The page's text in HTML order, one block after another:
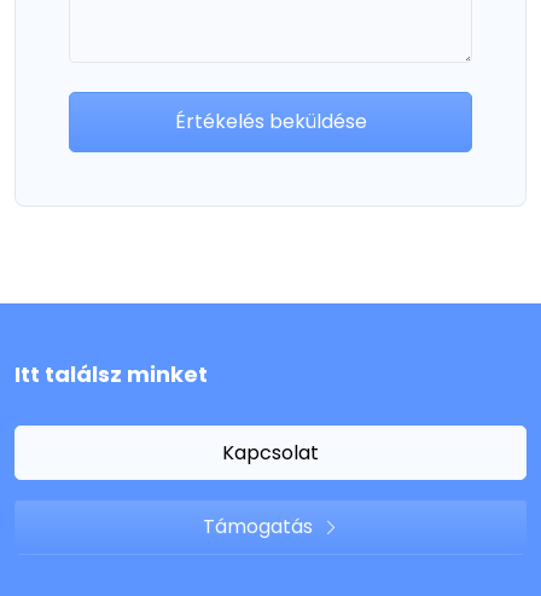
Értékelés beküldése
Itt találsz minket
Kapcsolat
Támogatás